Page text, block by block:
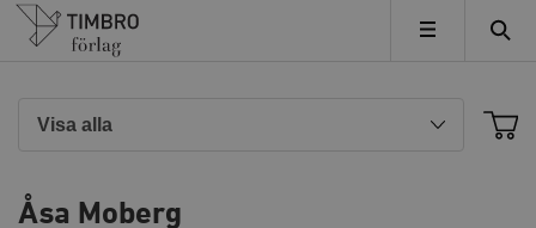
Timbro
MENY
Åsa Moberg